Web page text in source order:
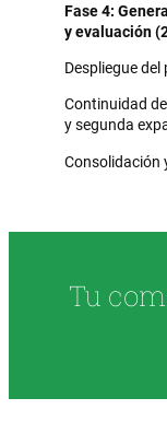
Fase 4:
y evaluación
Despliegue
Continuidad
y segunda
Consolidación
Tu